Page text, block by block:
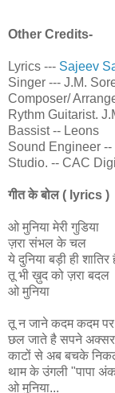
Other Credits-
Lyrics --- Sajeev
Singer --- J.M.
Composer/
Rythm Guitarist.
Bassist -- Leons
Sound Engineer --
Studio. -- CAC
गीत के बोल ( lyrics )
ओ मुनिया मेरी गुडिया
ज़रा संभल के चल
ये दुनिया बड़ी ही शातिर
तू भी ख़ुद को ज़रा बदल
ओ मुनिया
तू न जाने कदम कदम पर
छल जाते है सपने अक्सर
काटों से अब बचके
थाम के उंगली "पापा
ओ मुनिया...